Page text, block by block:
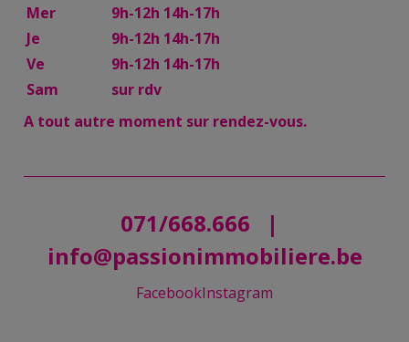
Mer
9h-12h 14h-17h
Je
9h-12h 14h-17h
Ve
9h-12h 14h-17h
Sam
sur rdv
A tout autre moment sur rendez-vous.
071/668.666
|
info@passionimmobiliere.be
FacebookInstagram